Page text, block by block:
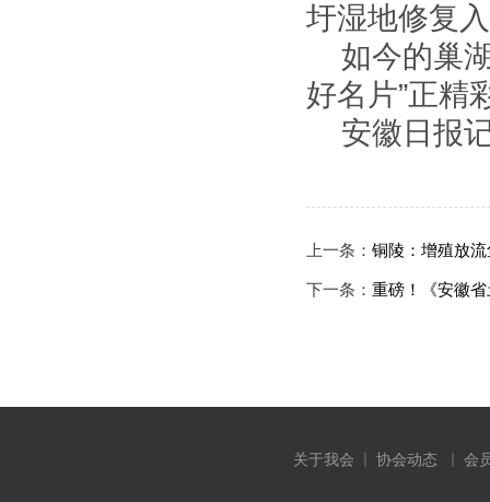
圩湿地修复
如今的巢
好名片”正精
安徽日报
上一条： 铜陵：增殖放
下一条： 重磅！《安徽
关于我会 协会动态 会